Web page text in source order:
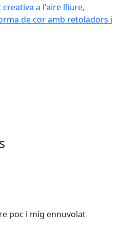
a l'aire lliure, decorant